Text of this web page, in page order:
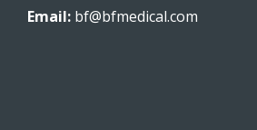
Email: bf@bfmedical.com